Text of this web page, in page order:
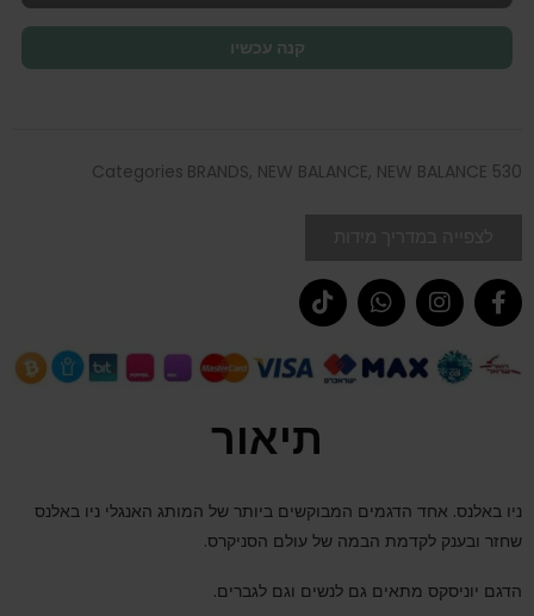
קנה עכשיו
Categories BRANDS, NEW BALANCE, NEW BALANCE 530
תיאור
ניו באלנס. אחד הדגמים המבוקשים ביותר של המותג האנגלי ניו באלנס
שחזר ובענק לקדמת הבמה של עולם הסניקרס.
הדגם יוניסקס מתאים גם לנשים וגם לגברים.